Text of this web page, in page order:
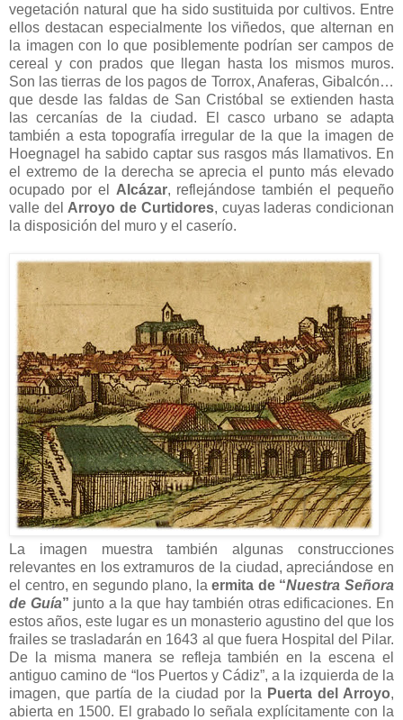
vegetación natural que ha sido sustituida por cultivos. Entre
ellos destacan especialmente los viñedos, que alternan en
la imagen con lo que posiblemente podrían ser campos de
cereal y con prados que llegan hasta los mismos muros.
Son las tierras de los pagos de Torrox, Anaferas, Gibalcón…
que desde las faldas de San Cristóbal se extienden hasta
las cercanías de la ciudad. El casco urbano se adapta
también a esta topografía irregular de la que la imagen de
Hoegnagel ha sabido captar sus rasgos más llamativos. En
el extremo de la derecha se aprecia el punto más elevado
ocupado por el Alcázar, reflejándose también el pequeño
valle del Arroyo de Curtidores, cuyas laderas condicionan
la disposición del muro y el caserío.
La imagen muestra también algunas construcciones
relevantes en los extramuros de la ciudad, apreciándose en
el centro, en segundo plano, laermita de “Nuestra Señora
de Guía” junto a la que hay también otras edificaciones. En
estos años, este lugar es un monasterio agustino del que los
frailes se trasladarán en 1643 al que fuera Hospital del Pilar.
De la misma manera se refleja también en la escena el
antiguo camino de “los Puertos y Cádiz”, a la izquierda de la
imagen, que partía de la ciudad por la Puerta del Arroyo,
abierta en 1500. El grabado lo señala explícitamente con la